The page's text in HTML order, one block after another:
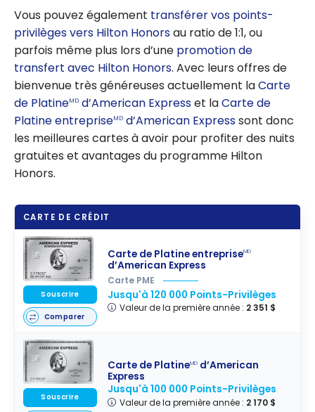
avantages et
statuts
Vous pouvez également transférer vos points-
privilèges vers Hilton Honorsau ratio de 1:1, ou
parfois même plus lors d’une promotion de
transfert avec Hilton Honors. Avec leurs offres de
bienvenue très généreuses actuellement laCarte
de PlatineMD d’American Expresset laCarte de
Platine entrepriseMD d’American Expresssont donc
les meilleures cartes à avoir pour profiter des nuits
gratuites et avantages du programme Hilton
Honors.
CARTE DE CRÉDIT
Carte de Platine entrepriseMD
d’American Express
Carte PME
Jusqu'à 120 000 Points-Privilèges
Valeur de la première année : 2 351 $
Souscrire
Comparer
Carte de PlatineMD d’American
Express
Jusqu'à 100 000 Points-Privilèges
Valeur de la première année : 2 170 $
Souscrire